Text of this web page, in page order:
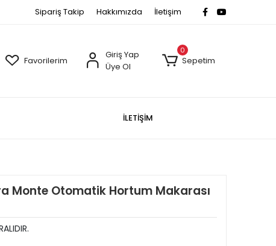
Sipariş Takip Hakkımızda İletişim
Favorilerim
Giriş Yap
Üye Ol
0
Sepetim
İLETİŞİM
Monte Otomatik Hortum Makarası